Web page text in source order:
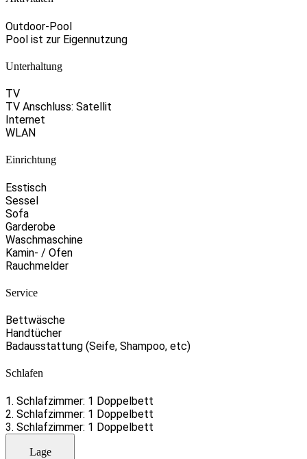
Outdoor-Pool
Pool ist zur Eigennutzung
Unterhaltung
TV
TV Anschluss: Satellit
Internet
WLAN
Einrichtung
Esstisch
Sessel
Sofa
Garderobe
Waschmaschine
Kamin- / Ofen
Rauchmelder
Service
Bettwäsche
Handtücher
Badausstattung (Seife, Shampoo, etc)
Schlafen
1. Schlafzimmer: 1 Doppelbett
2. Schlafzimmer: 1 Doppelbett
3. Schlafzimmer: 1 Doppelbett
Lage